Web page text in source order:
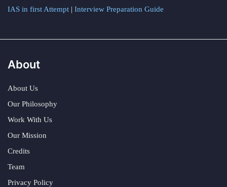
IAS in first Attempt | Interview Preparation Guide
About
About Us
Our Philosophy
Work With Us
Our Mission
Credits
Team
Privacy Policy